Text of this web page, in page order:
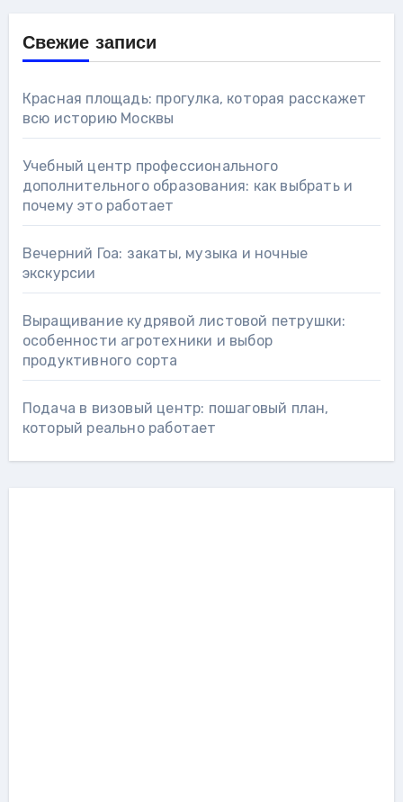
Свежие записи
Красная площадь: прогулка, которая расскажет
всю историю Москвы
Учебный центр профессионального
дополнительного образования: как выбрать и
почему это работает
Вечерний Гоа: закаты, музыка и ночные
экскурсии
Выращивание кудрявой листовой петрушки:
особенности агротехники и выбор
продуктивного сорта
Подача в визовый центр: пошаговый план,
который реально работает